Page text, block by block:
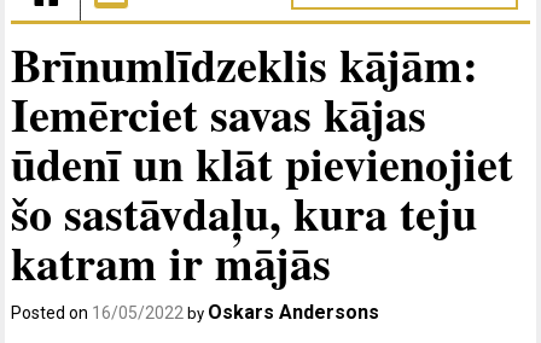
Brīnumlīdzeklis kājām:
Iemērciet savas kājas
ūdenī un klāt pievienojiet
šo sastāvdaļu, kura teju
katram ir mājās
Posted on 16/05/2022 by Oskars Andersons